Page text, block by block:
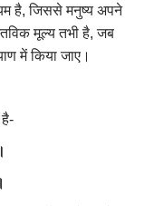
है, जिससे मनुष्य अपने
मूल्य तभी है, जब
में किया जाए।
है-